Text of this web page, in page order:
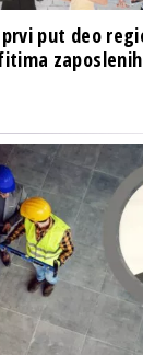
put deo
zaposlenih